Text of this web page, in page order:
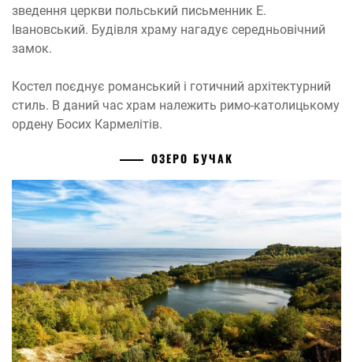
зведення церкви польський письменник Е.
Івановський. Будівля храму нагадує середньовічний
замок.
Костел поєднує романський і готичний архітектурний
стиль. В даний час храм належить римо-католицькому
ордену Босих Кармелітів.
ОЗЕРО БУЧАК